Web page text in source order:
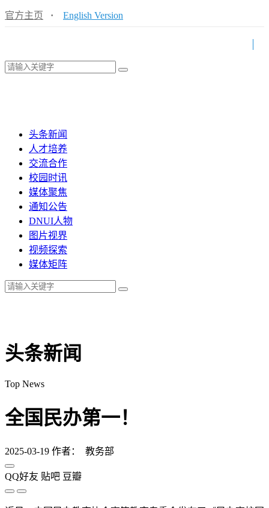
官方主页 · English Version
头条新闻
人才培养
交流合作
校园时讯
媒体聚焦
通知公告
DNUI人物
图片视界
视频探索
媒体矩阵
头条新闻
Top News
全国民办第一！
2025-03-19 作者： 教务部
QQ好友 贴吧 豆瓣